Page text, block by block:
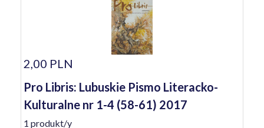
2,00 PLN
Pro Libris: Lubuskie Pismo Literacko-
Kulturalne nr 1-4 (58-61) 2017
1 produkt/y